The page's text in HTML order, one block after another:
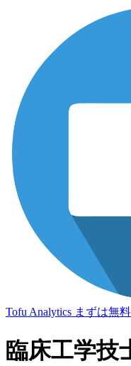
Tofu Analytics まずは無
臨床工学技